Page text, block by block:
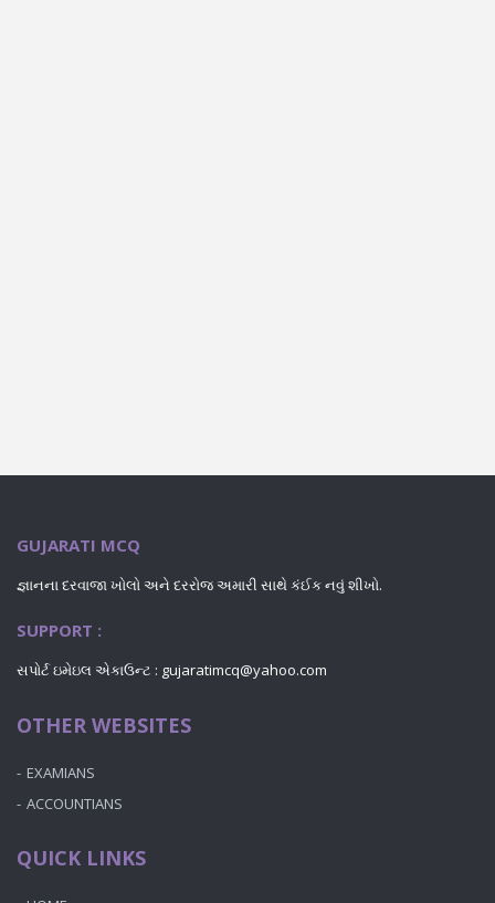
GUJARATI MCQ
જ્ઞાનના દરવાજા ખોલો અને દરરોજ અમારી સાથે કંઈક નવું શીખો.
SUPPORT :
સપોર્ટ ઇમેઇલ એકાઉન્ટ : gujaratimcq@yahoo.com
OTHER WEBSITES
EXAMIANS
ACCOUNTIANS
QUICK LINKS